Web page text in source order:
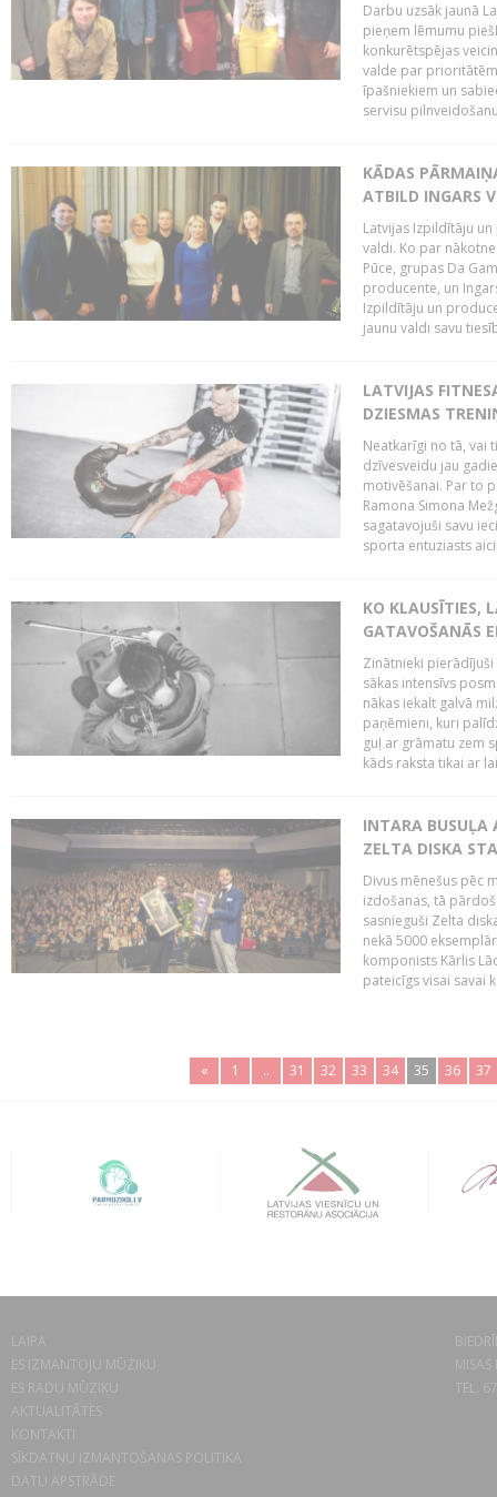
Darbu uzsāk jaunā
pieņem lēmumu
konkurētspējas
valde par
īpašniekiem un
servisu
KĀDAS
ATBILD INGARS
Latvijas Izpildītāju
valdi. Ko par
Pūce, grupas Da
producente, un
Izpildītāju un
jaunu valdi savu
LATVIJAS
DZIESMAS
Neatkarīgi no tā, vai
dzīvesveidu jau
motivēšanai. Par to
Ramona Simona
sagatavojuši savu
sporta entuziasts
KO KLAUSĪTIES,
GATAVOŠANĀS
Zinātnieki pierādījuši
sākas intensīvs
nākas iekalt galvā
paņēmieni, kuri
guļ ar grāmatu zem
kāds raksta tikai ar
INTARA BUSUĻA
ZELTA DISKA
Divus mēnešus pēc
izdošanas, tā
sasnieguši Zelta
nekā 5000
komponists Kārlis
pateicīgs visai savai
« 1 .. 31 32 33 34 35 36 37
LAIPA
ES IZMANTOJU MŪZIKU
ES RADU MŪZIKU
AKTUALITĀTES
KONTAKTI
SĪKDATŅU IZMANTOŠANAS POLITIKA
DATU APSTRĀDE
TEL.